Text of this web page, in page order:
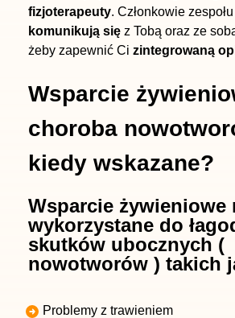
fizjoterapeuty. Członkowie
komunikują się z Tobą oraz ze
żeby zapewnić Ci zintegrowaną
Wsparcie
choroba
kiedy wskazane?
Wsparcie żywieniowe
wykorzystane do
skutków ubocznych (
nowotworów ) takich
Problemy z trawieniem